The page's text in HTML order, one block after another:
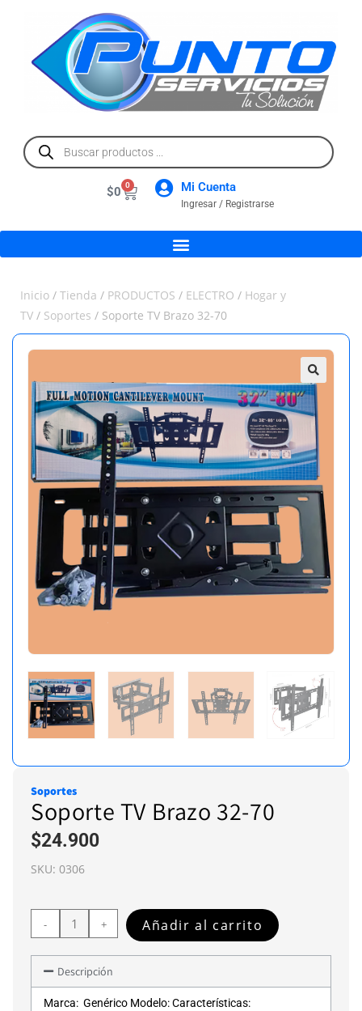
$0 0 Mi Cuenta
Ingresar / Registrarse
Inicio / Tienda / PRODUCTOS / ELECTRO / Hogar y
TV / Soportes / Soporte TV Brazo 32-70
Soportes
Soporte TV Brazo 32-70
$24.900
SKU: 0306
- + Añadir al carrito
Descripción
Marca: Genérico Modelo: Características: